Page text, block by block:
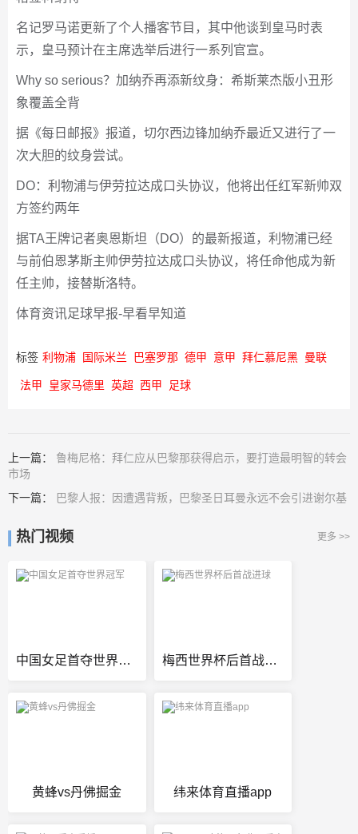
名记罗马诺更新了个人播客节目，其中他谈到皇马时表
示，皇马预计在主席选举后进行一系列官宣。
Why so serious？加纳乔再添新纹身：希斯莱杰版小丑形
象覆盖全背
据《每日邮报》报道，切尔西边锋加纳乔最近又进行了一
次大胆的纹身尝试。
DO：利物浦与伊劳拉达成口头协议，他将出任红军新帅双
方签约两年
据TA王牌记者奥恩斯坦（DO）的最新报道，利物浦已经
与前伯恩茅斯主帅伊劳拉达成口头协议，将任命他成为新
任主帅，接替斯洛特。
体育资讯足球早报-早看早知道
标签 利物浦 国际米兰 巴塞罗那 德甲 意甲 拜仁慕尼黑 曼联
法甲 皇家马德里 英超 西甲 足球
上一篇： 鲁梅尼格：拜仁应从巴黎那获得启示，要打造最明智的转会
市场
下一篇：
巴黎人报：因遭遇背叛，巴黎圣日耳曼永远不会引进谢尔基
热门视频 更多 >>
中国女足首夺世界冠军 梅西世界杯后首战进球
黄蜂vs丹佛掘金 纬来体育直播app